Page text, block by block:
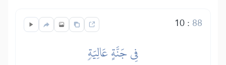
10: 88
فِي جَنَّةٍ عَالِيَةٖ